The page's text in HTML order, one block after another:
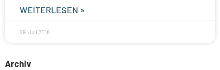
WEITERLESEN »
29. Juli 2018
Archiv